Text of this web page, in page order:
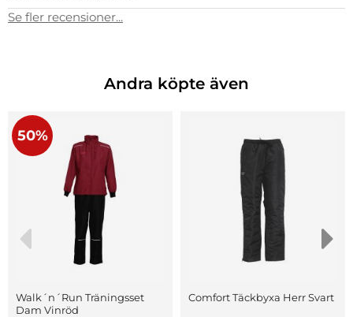
Se fler recensioner...
Andra köpte även
50%
Walk´n´Run Träningsset
Dam Vinröd
Comfort Täckbyxa Herr Svart